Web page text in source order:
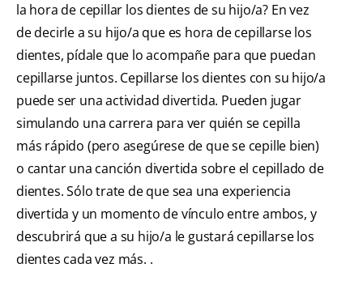
la hora de cepillar los dientes de su hijo/a? En vez
de decirle a su hijo/a que es hora de cepillarse los
dientes, pídale que lo acompañe para que puedan
cepillarse juntos. Cepillarse los dientes con su hijo/a
puede ser una actividad divertida. Pueden jugar
simulando una carrera para ver quién se cepilla
más rápido (pero asegúrese de que se cepille bien)
o cantar una canción divertida sobre el cepillado de
dientes. Sólo trate de que sea una experiencia
divertida y un momento de vínculo entre ambos, y
descubrirá que a su hijo/a le gustará cepillarse los
dientes cada vez más. .